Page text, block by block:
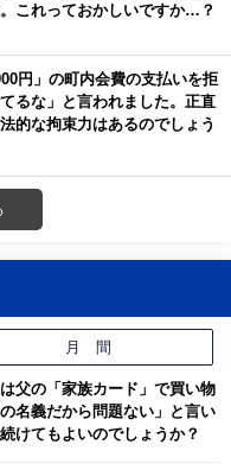
これっておかしいですか…？
円」の町内会費の支払いを拒
るな」と言われました。正直
的な拘束力はあるのでしょう
月 間
父の「家族カード」で買い物
名義だから問題ない」と言い
けてもよいのでしょうか？